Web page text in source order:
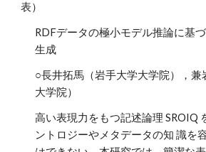
表）
RDFデータの極小モデル推論に基
生成
○長井拓馬（岩手大学大学院），兼
大学院）
高い表現力をもつ記述論理 SROIQ
ントロジーやメタデータの知 識を